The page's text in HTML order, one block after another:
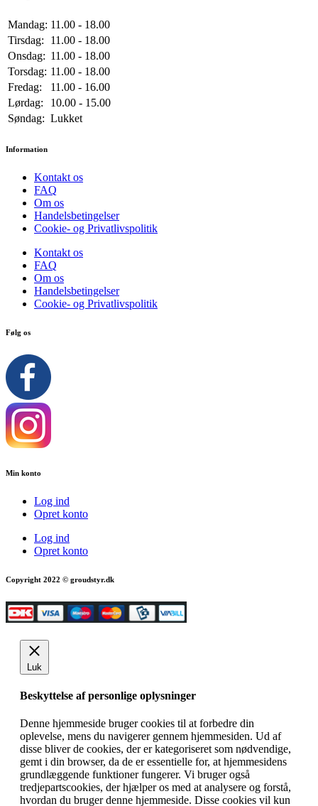
Mandag: 11.00 - 18.00
Tirsdag:
11.00 - 18.00
Onsdag: 11.00 - 18.00
Torsdag: 11.00 - 18.00
Fredag:
11.00 - 16.00
Lørdag:
10.00 - 15.00
Søndag: Lukket
Information
Kontakt os
FAQ
Om os
Handelsbetingelser
Cookie- og Privatlivspolitik
Kontakt os
FAQ
Om os
Handelsbetingelser
Cookie- og Privatlivspolitik
Følg os
Min konto
Log ind
Opret konto
Log ind
Opret konto
Copyright 2022 © groudstyr.dk
Luk
Beskyttelse af personlige oplysninger
Denne hjemmeside bruger cookies til at forbedre din
oplevelse, mens du navigerer gennem hjemmesiden. Ud af
disse bliver de cookies, der er kategoriseret som nødvendige,
gemt i din browser, da de er essentielle for, at hjemmesidens
grundlæggende funktioner fungerer. Vi bruger også
tredjepartscookies, der hjælper os med at analysere og forstå,
hvordan du bruger denne hjemmeside. Disse cookies vil kun